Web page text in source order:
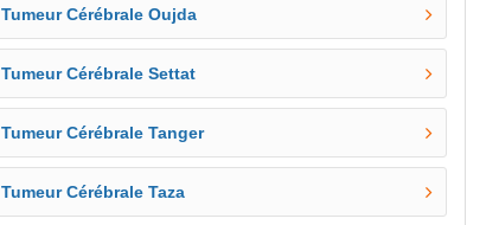
Tumeur Cérébrale Oujda
Tumeur Cérébrale Settat
Tumeur Cérébrale Tanger
Tumeur Cérébrale Taza